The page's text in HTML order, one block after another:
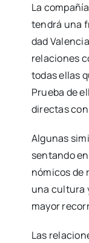
La
ten­drá una
dad
rela­cio­nes
todas ellas
Prue­ba de
direc­tas
Algu­nas
sen­tan­do
nó­mi­cos de
una cul­tu­ra
mayor
Las